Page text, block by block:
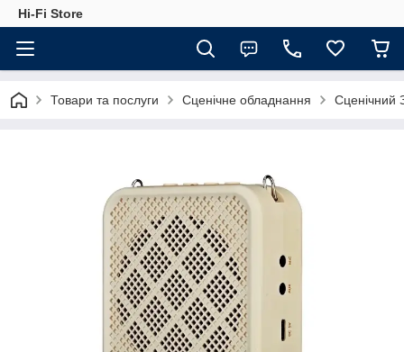
Hi-Fi Store
Товари та послуги Сценічне обладнання Сценічний